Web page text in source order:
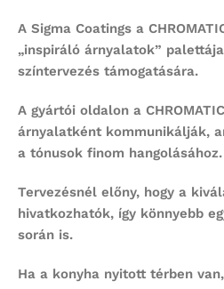
A Sigma Coatings a
„inspiráló árnyalatok”
színtervezés támogatására.
A gyártói oldalon a
árnyalatként kommunikálják,
a tónusok finom hangolásához.
Tervezésnél előny, hogy a
hivatkozhatók, így könnyebb
során is.
Ha a konyha nyitott térben